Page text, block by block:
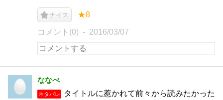
ナイス ★8
コメント(0) 2016/03/07
ななべ
ネタバレ
タイトルに惹かれて前々から読みたかった